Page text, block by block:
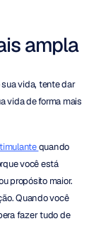
ampla
vida, tente dar
vida de forma mais
quando
você está
propósito maior.
Quando você
fazer tudo de